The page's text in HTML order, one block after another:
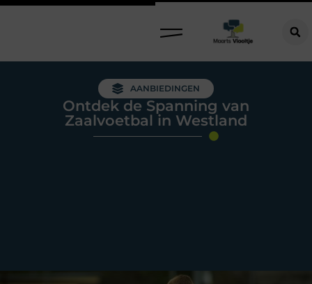
AANBIEDINGEN
Ontdek de Spanning van
Zaalvoetbal in Westland